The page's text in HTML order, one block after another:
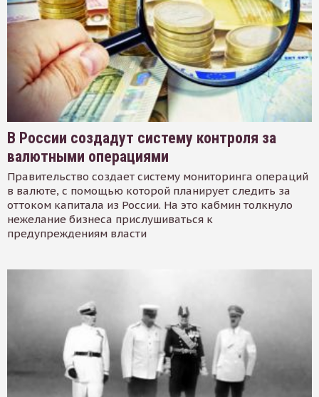
В России создадут систему контроля за
валютными операциями
Правительство создает систему мониторинга операций
в валюте, с помощью которой планирует следить за
оттоком капитала из России. На это кабмин толкнуло
нежелание бизнеса прислушиваться к
предупреждениям власти